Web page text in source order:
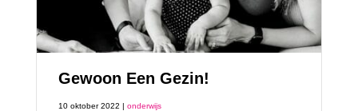
Gewoon Een Gezin!
10 oktober 2022 | onderwijs